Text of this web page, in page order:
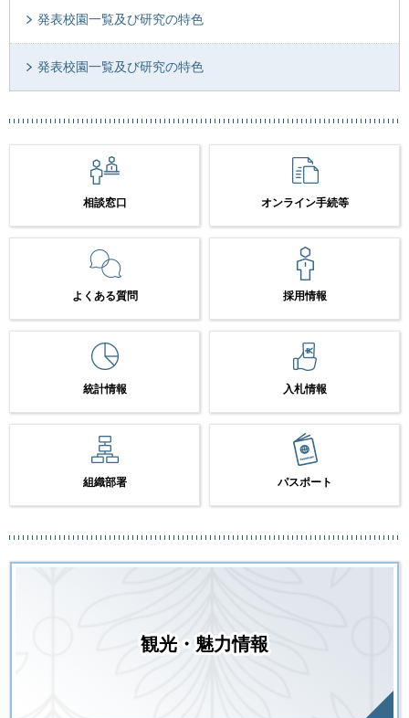
発表校園一覧及び研究の特色
発表校園一覧及び研究の特色
相談窓口 オンライン手続等
よくある質問 採用情報
統計情報 入札情報
組織部署 パスポート
観光・魅力情報